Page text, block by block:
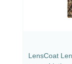
LensCoat